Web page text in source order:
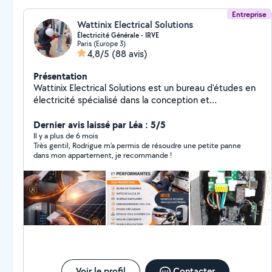
Entreprise
Wattinix Electrical Solutions
Électricité Générale - IRVE
Paris (Europe 3)
4,8/5 (88 avis)
Présentation
Wattinix Electrical Solutions est un bureau d'études en
électricité spécialisé dans la conception et
performantes et durables. Nous accompagnons les
acteurs du bâtiment et des collectivités avec une
approche rigoureuse, orientée sécurité, efficacité
énergétique et pérennité des projets. Nos expertises
Études et conception de plans électriques (courants
forts et courants faibles) Bilans de puissance et
dimensionnement des installations Études techniques
pour projets neufs et rénovations Audits électriques,
diagnostics et analyses de conformité Études IRVE et
CONSUEL Missions de conseil, d'assistance technique
Dernier avis laissé par Léa : 5/5
Il y a plus de 6 mois
Très gentil, Rodrigue m'a permis de résoudre une petite panne
dans mon appartement, je recommande !